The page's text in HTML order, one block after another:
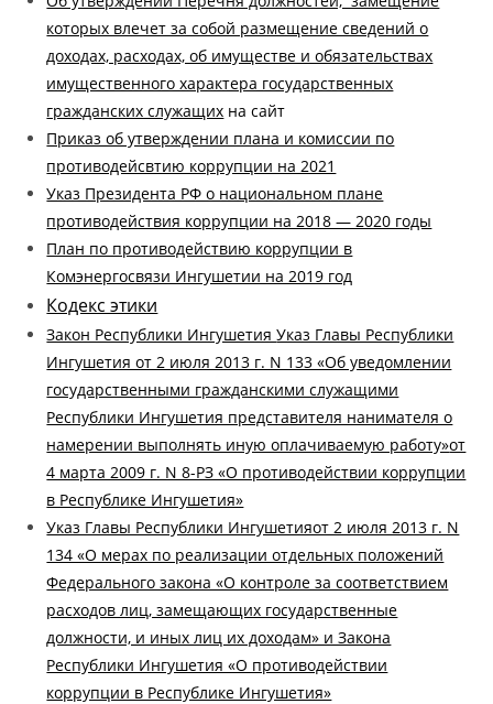
которых влечет за собой размещение сведений о
доходах, расходах, об имуществе и обязательствах
имущественного характера государственных
гражданских служащих на сайт
Приказ об утверждении плана и комиссии по
противодейсвтию коррупции на 2021
Указ Президента РФ о национальном плане
противодействия коррупции на 2018 — 2020 годы
План по противодействию коррупции в
Комэнергосвязи Ингушетии на 2019 год
Кодекс этики
Закон Республики ИнгушетияУказ Главы Республики
Ингушетия от 2 июля 2013 г. N 133 «Об уведомлении
государственными гражданскими служащими
Республики Ингушетия представителя нанимателя о
намерении выполнять иную оплачиваемую работу»от
4 марта 2009 г. N 8-РЗ «О противодействии коррупции
в Республике Ингушетия»
Указ Главы Республики Ингушетияот 2 июля 2013 г. N
134 «О мерах по реализации отдельных положений
Федерального закона «О контроле за соответствием
расходов лиц, замещающих государственные
должности, и иных лиц их доходам» и Закона
Республики Ингушетия «О противодействии
коррупции в Республике Ингушетия»